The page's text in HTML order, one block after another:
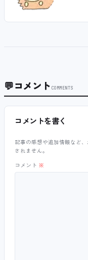
💬コメント COMMENTS
コメントを書く
記事の感想や追加情報など
されません。
コメント ※